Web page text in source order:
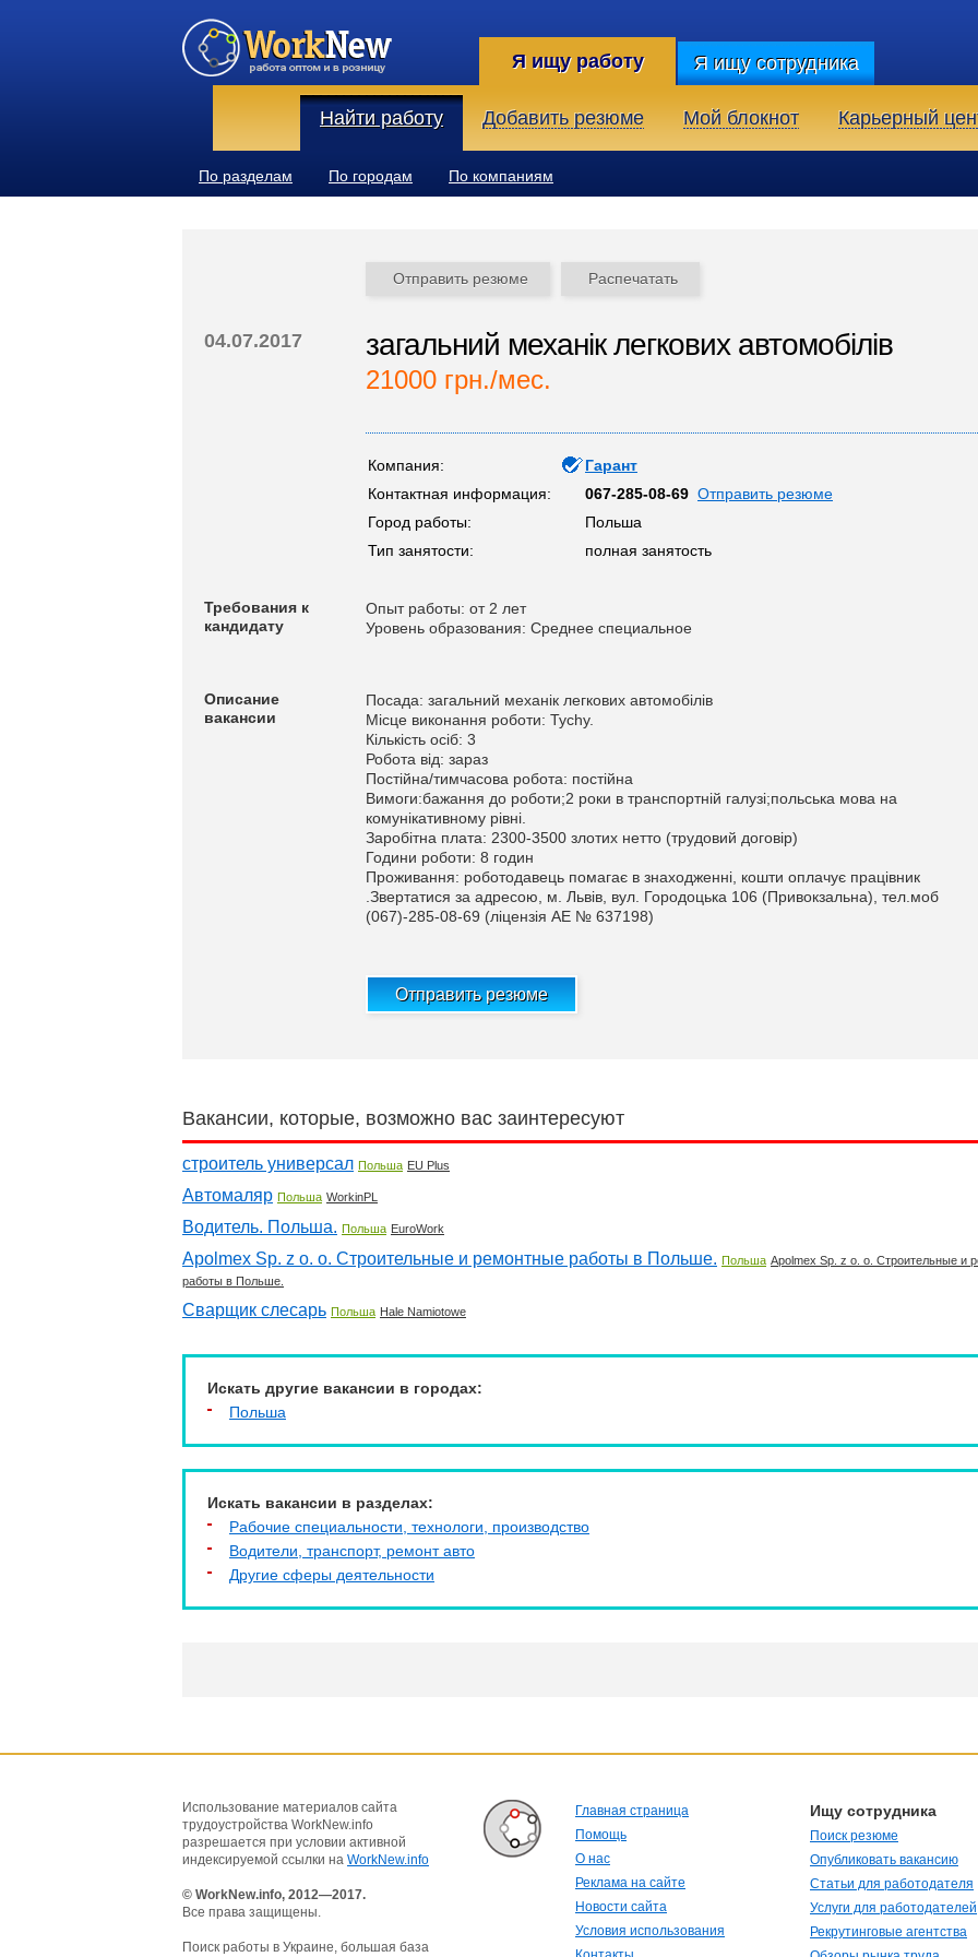
Я ищу работу Я ищу сотрудника
Найти работу Добавить резюме Мой блокнот Карьерный
По разделам По городам По компаниям
Отправить резюме Распечатать
04.07.2017 загальний механік легкових автомобілів
21000 грн./мес.
Компания:
Гарант
Контактная информация:
067-285-08-69 Отправить резюме
Город работы:
Польша
Тип занятости:
полная занятость
Требования к
кандидату
Опыт работы: от 2 лет
Уровень образования: Среднее специальное
Описание
вакансии
Посада: загальний механік легкових автомобілів
Місце виконання роботи: Tychy.
Кількість осіб: 3
Робота від: зараз
Постійна/тимчасова робота: постійна
Вимоги:бажання до роботи;2 роки в транспортній галузі;польська мова на
комунікативному рівні.
Заробітна плата: 2300-3500 злотих нетто (трудовий договір)
Години роботи: 8 годин
Проживання: роботодавець помагає в знаходженні, кошти оплачує працівник
.Звертатися за адресою, м. Львів, вул. Городоцька 106 (Привокзальна), тел.моб
(067)-285-08-69 (ліцензія АЕ № 637198)
Отправить резюме
Вакансии, которые, возможно вас заинтересуют
строитель универсал Польша EU Plus
Автомаляр Польша WorkinPL
Водитель. Польша. Польша EuroWork
Apolmex Sp. z o. o. Строительные и ремонтные работы в Польше. Польша Apolmex Sp. z o. o. Строительные и
работы в Польше.
Сварщик слесарь Польша Hale Namiotowe
Искать другие вакансии в городах:
Польша
Искать вакансии в разделах:
Рабочие специальности, технологи, производство
Водители, транспорт, ремонт авто
Другие сферы деятельности
Использование материалов сайта
трудоустройства WorkNew.info
разрешается при условии активной
индексируемой ссылки на WorkNew.info
© WorkNew.info, 2012—2017.
Все права защищены.
Поиск работы в Украине, большая база
Главная страница
Помощь
О нас
Реклама на сайте
Новости сайта
Условия использования
Ищу сотрудника
Поиск резюме
Опубликовать вакансию
Статьи для работодателя
Услуги для работодателей
Рекрутинговые агентства